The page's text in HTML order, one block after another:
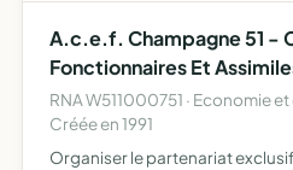
A.c.e.f. Champagne 51 -
Fonctionnaires Et
RNA W511000751 · Economie
Créée en 1991
Organiser le partenariat